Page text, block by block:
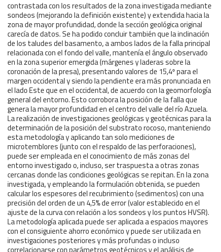
contrastada con los resultados de la zona investigada mediante
sondeos (mejorando la definición existente) y extendida hacia la
zona de mayor profundidad, donde la sección geológica original
carecía de datos. Se ha podido concluir también que la inclinación
de los taludes del basamento, a ambos lados de la falla principal
relacionada con el fondo del valle, mantenía el ángulo observado
en la zona superior emergida (márgenes y laderas sobre la
coronación de la presa), presentando valores de 15,4º para el
margen occidental y siendo la pendiente era más pronunciada en
el lado Este que en el occidental, de acuerdo con la geomorfología
general del entorno. Esto corrobora la posición de la falla que
genera la mayor profundidad en el centro del valle del río Azuela.
La realización de investigaciones geológicas y geotécnicas para la
determinación de la posición del substrato rocoso, manteniendo
esta metodología y aplicando tan solo mediciones de
microtemblores (junto con el respaldo de las perforaciones),
puede ser empleada en el conocimiento de más zonas del
entorno investigado o, incluso, ser traspuesta a otras zonas
cercanas donde las condiciones geológicas se repitan. En la zona
investigada, y empleando la formulación obtenida, se pueden
calcular los espesores del recubrimiento (sedimentos) con una
precisión del orden de un 4,5% de error (valor establecido en el
ajuste de la curva con relación a los sondeos y los puntos HVSR).
La metodología aplicada puede ser aplicada a espacios mayores
con el consiguiente ahorro económico y puede ser utilizada en
investigaciones posteriores y más profundas o incluso
correlacionarse con parámetros geotécnicos y el análisis de